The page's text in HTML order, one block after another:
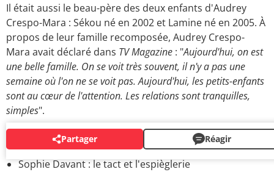
Il était aussi le beau-père des deux enfants d'Audrey
Crespo-Mara : Sékou né en 2002 et Lamine né en 2005. À
propos de leur famille recomposée, Audrey Crespo-
Mara avait déclaré dans TV Magazine : "Aujourd'hui, on est
une belle famille. On se voit très souvent, il n'y a pas une
semaine où l'on ne se voit pas. Aujourd'hui, les petits-enfants
sont au cœur de l'attention. Les relations sont tranquilles,
simples".
Partager Réagir
VEDETTES DE LA TÉLÉ
Sophie Davant : le tact et l'espièglerie